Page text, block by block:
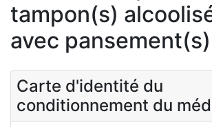
tampon(s)
avec pansement(s)
Carte d'identité du
conditionnement du